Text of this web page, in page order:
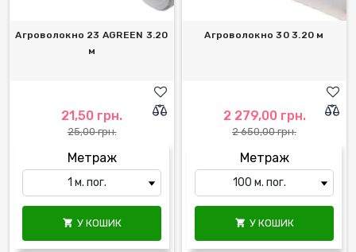
Агроволокно 23 AGREEN 3.20
м
21,50 грн.
25,00 грн.
Метраж
 У КОШИК
Агроволокно 30 3.20 м
2 279,00 грн.
2 650,00 грн.
Метраж
 У КОШИК